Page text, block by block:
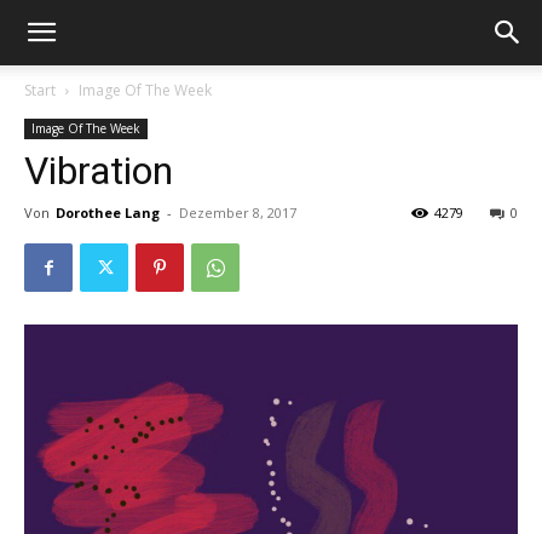
Start Image Of The Week
Image Of The Week
Vibration
Von Dorothee Lang - Dezember 8, 2017 0
4279